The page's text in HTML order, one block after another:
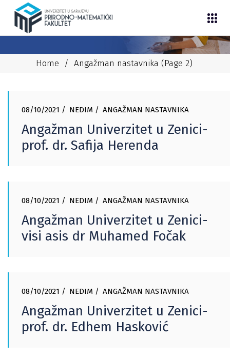
Home /Angažman nastavnika (Page 2)
08/10/2021 NEDIM ANGAŽMAN NASTAVNIKA
Angažman Univerzitet u Zenici-
prof. dr. Safija Herenda
08/10/2021 NEDIM ANGAŽMAN NASTAVNIKA
Angažman Univerzitet u Zenici-
visi asis dr Muhamed Fočak
08/10/2021 NEDIM ANGAŽMAN NASTAVNIKA
Angažman Univerzitet u Zenici-
prof. dr. Edhem Hasković